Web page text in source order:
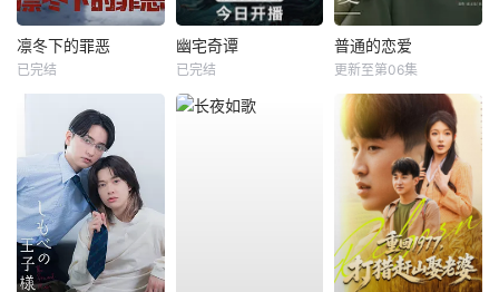
凛冬下的罪恶
已完结
幽宅奇谭
已完结
普通的恋爱
更新至第06集